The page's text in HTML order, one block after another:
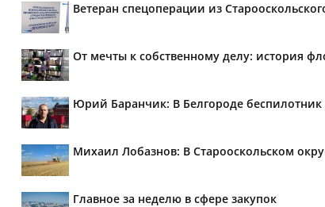
Ветеран спецоперации из
От мечты к собственному делу: история
Юрий Баранчик: В Белгороде беспилотник
Михаил Лобазнов: В Старооскольском
Главное за неделю в сфере закупок